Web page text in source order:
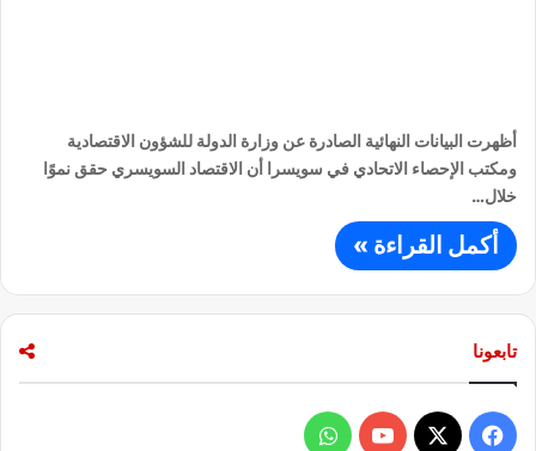
أظهرت البيانات النهائية الصادرة عن وزارة الدولة للشؤون الاقتصادية
ومكتب الإحصاء الاتحادي في سويسرا أن الاقتصاد السويسري حقق نموًا
خلال…
أكمل القراءة »
تابعونا